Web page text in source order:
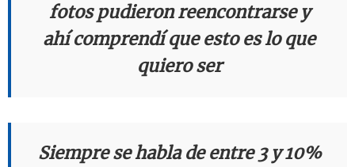
fotos pudieron reencontrarse y
ahí comprendí que esto es lo que
quiero ser
Siempre se habla de entre 3 y 10%